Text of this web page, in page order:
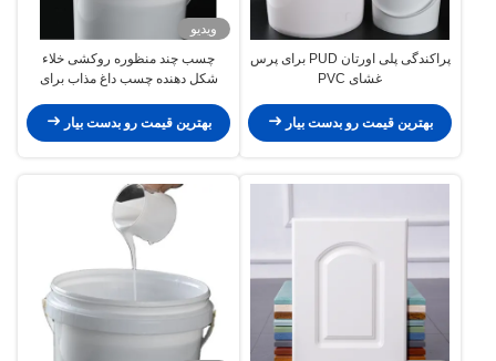
پراکندگی پلی اورتان PUD برای پرس
غشای PVC
بهترین قیمت رو بدست بیار
ویدیو
چسب چند منظوره روکشی خلاء
شکل دهنده چسب داغ مذاب برای
بهترین قیمت رو بدست بیار